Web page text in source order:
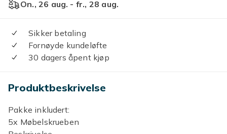
On., 26 aug. - fr., 28 aug.
Sikker betaling
Fornøyde kundeløfte
30 dagers åpent kjøp
Produktbeskrivelse
Pakke inkludert:
5x Møbelskrueben